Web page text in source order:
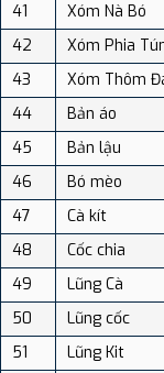
41
Xóm Nà Bó
42
Xóm Phia
43
Xóm Thôm
44
Bản áo
45
Bản lậu
46
Bó mèo
47
Cà kít
48
Cốc chia
49
Lũng Cà
50
Lũng cốc
51
Lũng Kit